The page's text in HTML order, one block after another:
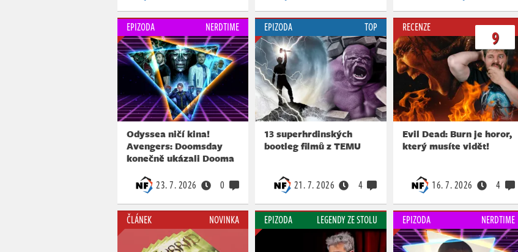
EPIZODA NERDTIME
Odyssea ničí kina!
Avengers: Doomsday
konečně ukázali Dooma
23. 7. 2026 0
EPIZODA TOP
13 superhrdinských
bootleg filmů z TEMU
21. 7. 2026 4
RECENZE 9
Evil Dead: Burn je horor,
který musíte vidět!
16. 7. 2026 4
ČLÁNEK NOVINKA EPIZODA LEGENDY ZE STOLU EPIZODA NERDTIME